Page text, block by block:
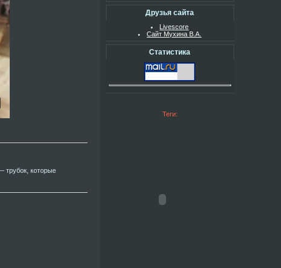
трубок, которые
Друзья сайта
Livescore
Сайт Мухина В.А.
Статистика
Теги: